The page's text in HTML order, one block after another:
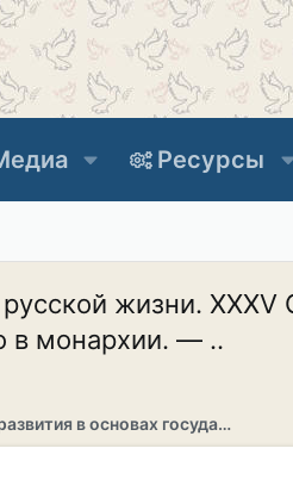
Ресурсы
жизни.
в монархии. — ..
Раздел саморазвития в основах государственности